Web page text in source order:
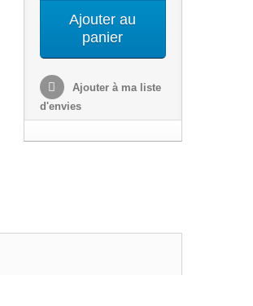
Ajouter au
panier
Ajouter à ma liste
d'envies